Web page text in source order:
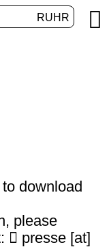
RUHR 
download
please
presse [​at​]